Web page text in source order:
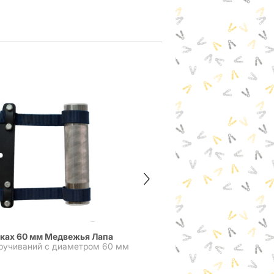
60 мм Медвежья Лапа
с диаметром 60 мм
Насадка
1 800